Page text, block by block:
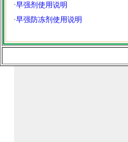
·早强剂使用说明
·早强防冻剂使用说明